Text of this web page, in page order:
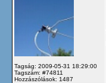
Tagság: 2009-05-31 18:29:00
Tagszám: #74811
Hozzászólások: 1487